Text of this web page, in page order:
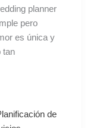
planner
pero
es única y
tan
de